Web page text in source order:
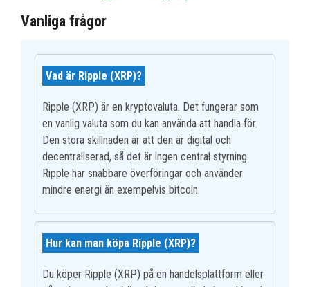
Vanliga frågor
Vad är Ripple (XRP)?
Ripple (XRP) är en kryptovaluta. Det fungerar som
en vanlig valuta som du kan använda att handla för.
Den stora skillnaden är att den är digital och
decentraliserad, så det är ingen central styrning.
Ripple har snabbare överföringar och använder
mindre energi än exempelvis bitcoin.
Hur kan man köpa Ripple (XRP)?
Du köper Ripple (XRP) på en handelsplattform eller